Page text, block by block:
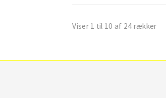
Viser 1 til 10 af 24 rækker